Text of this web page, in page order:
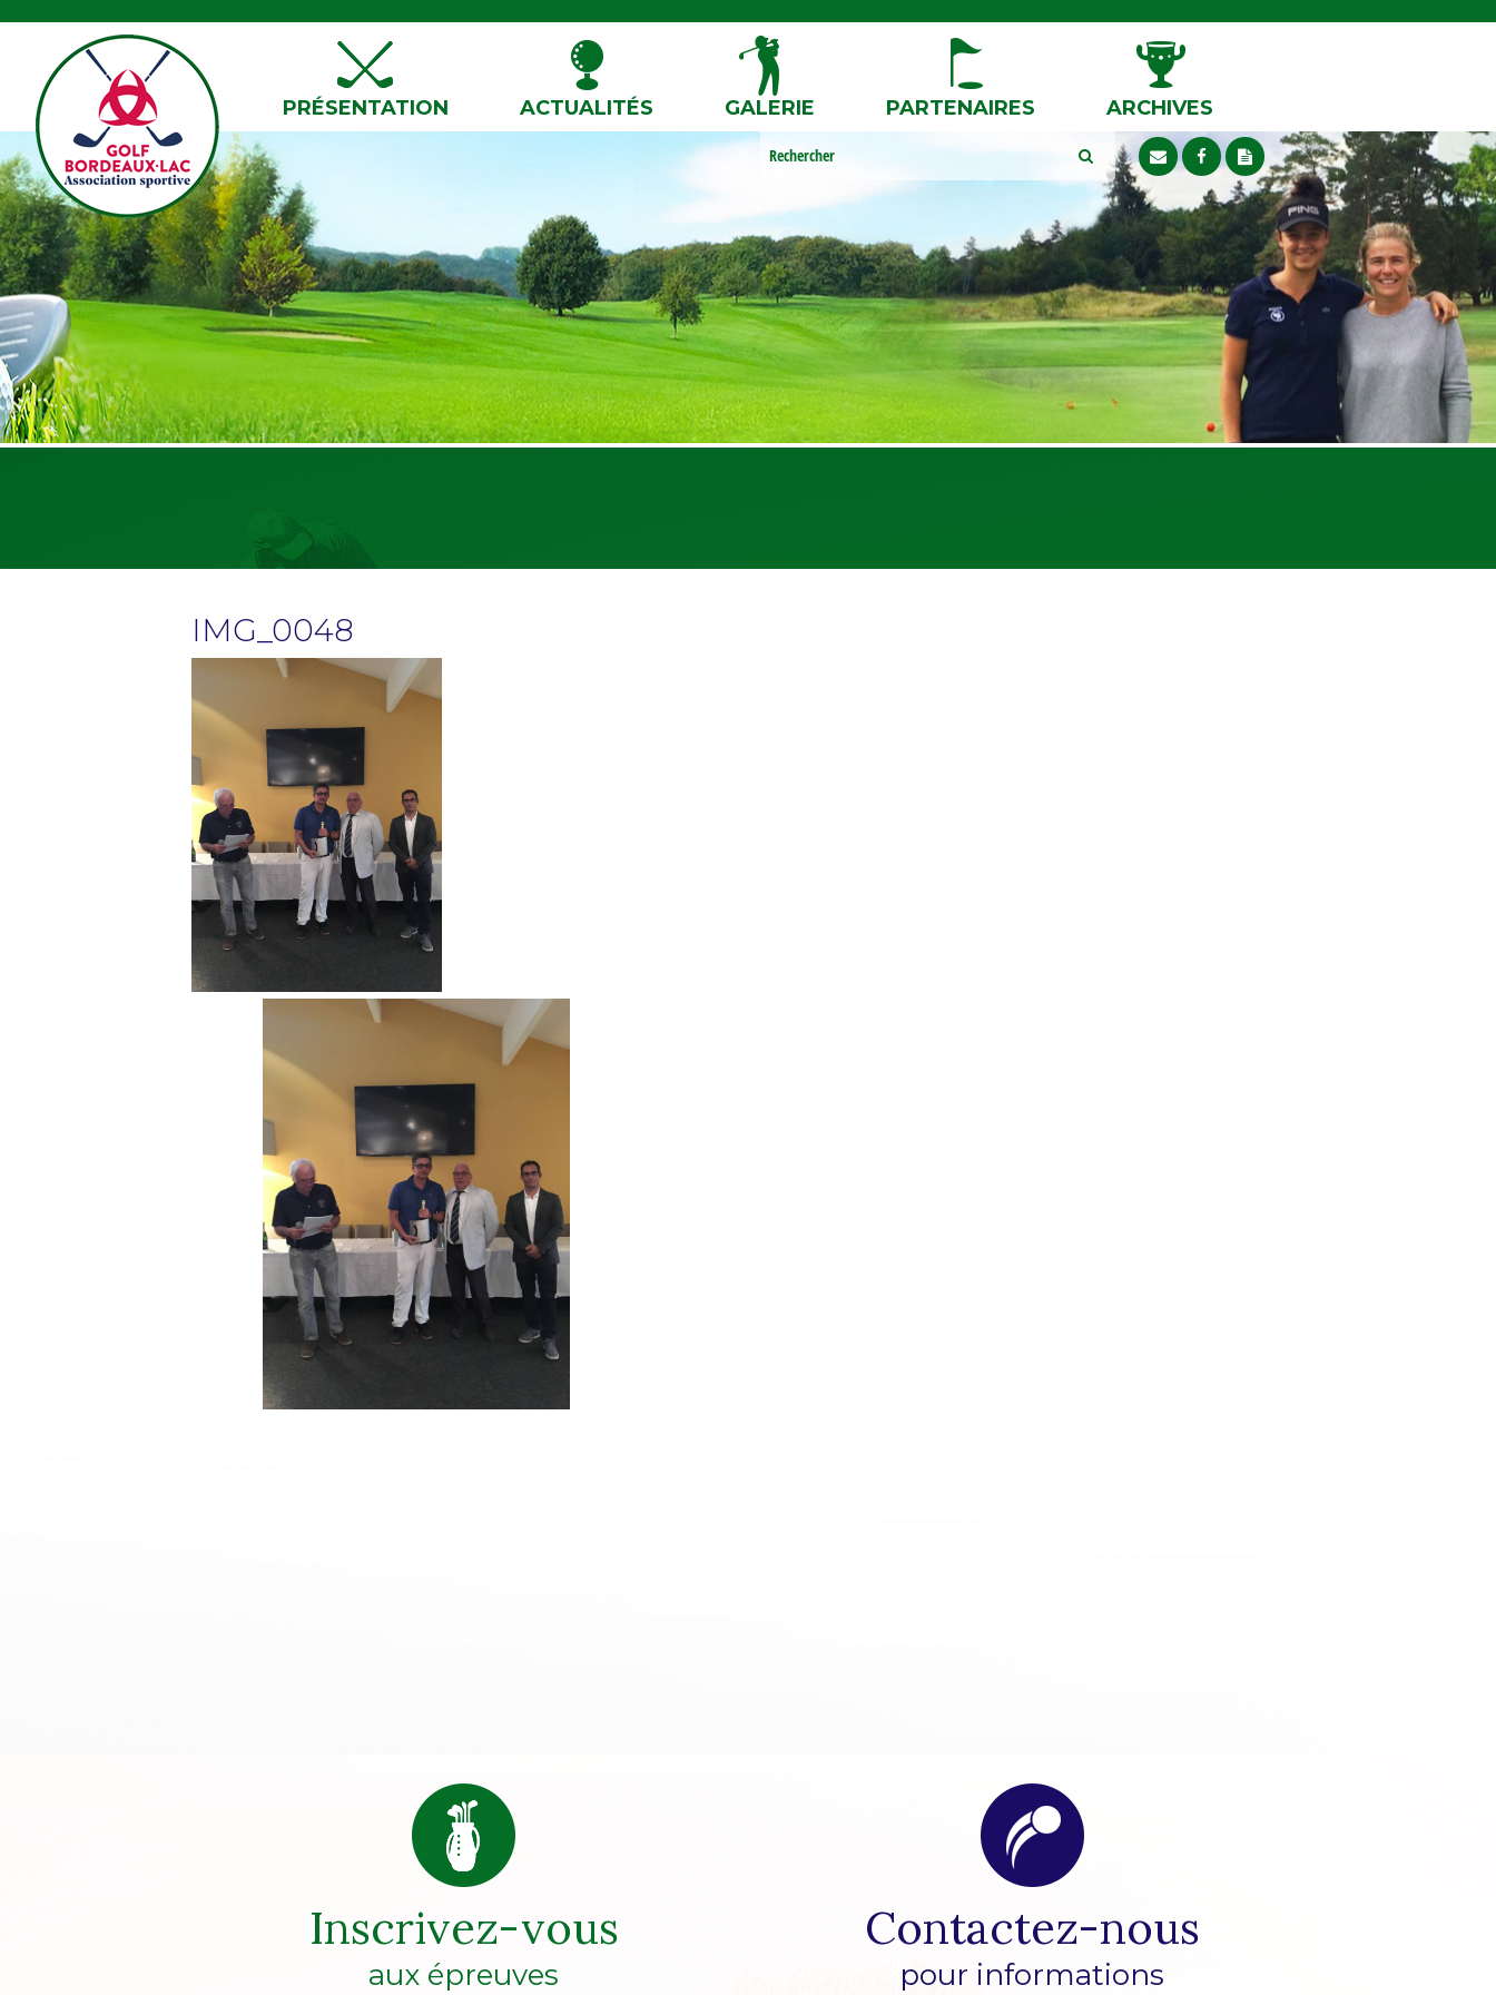
PRÉSENTATION ACTUALITÉS GALERIE PARTENAIRES ARCHIVES
IMG_0048
Inscrivez-vous
aux épreuves
Contactez-nous
pour informations